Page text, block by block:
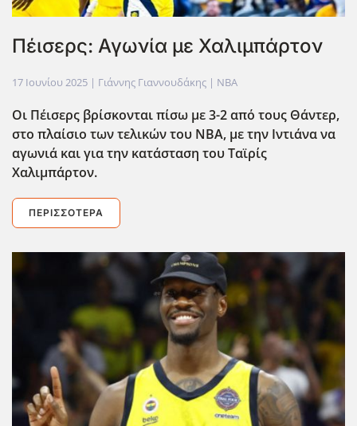
Πέισερς: Αγωνία με Χαλιμπάρτον
17 Ιουνίου 2025 | Γιάννης Γιαννουδάκης | NBA
Οι Πέισερς βρίσκονται πίσω με 3-2 από τους Θάντερ,
στο πλαίσιο των τελικών του ΝΒΑ, με την Ιντιάνα να
αγωνιά και για την κατάσταση του Ταϊρίς
Χαλιμπάρτον.
ΠΕΡΙΣΣΌΤΕΡΑ